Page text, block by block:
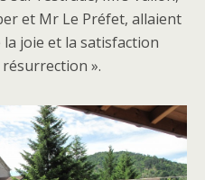
et Mr Le Préfet, allaient
la joie et la satisfaction
».